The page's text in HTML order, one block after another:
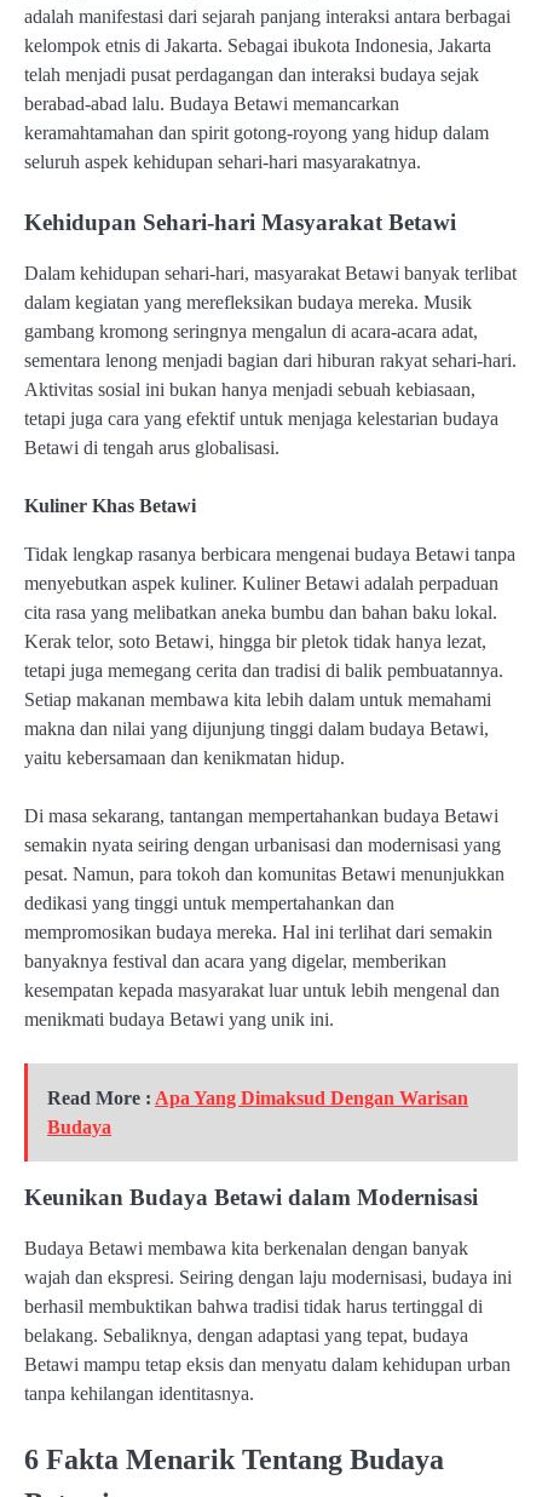
adalah manifestasi dari sejarah panjang interaksi antara berbagai
kelompok etnis di Jakarta. Sebagai ibukota Indonesia, Jakarta
telah menjadi pusat perdagangan dan interaksi budaya sejak
berabad-abad lalu. Budaya Betawi memancarkan
keramahtamahan dan spirit gotong-royong yang hidup dalam
seluruh aspek kehidupan sehari-hari masyarakatnya.
Kehidupan Sehari-hari Masyarakat Betawi
Dalam kehidupan sehari-hari, masyarakat Betawi banyak terlibat
dalam kegiatan yang merefleksikan budaya mereka. Musik
gambang kromong seringnya mengalun di acara-acara adat,
sementara lenong menjadi bagian dari hiburan rakyat sehari-hari.
Aktivitas sosial ini bukan hanya menjadi sebuah kebiasaan,
tetapi juga cara yang efektif untuk menjaga kelestarian budaya
Betawi di tengah arus globalisasi.
Kuliner Khas Betawi
Tidak lengkap rasanya berbicara mengenai budaya Betawi tanpa
menyebutkan aspek kuliner. Kuliner Betawi adalah perpaduan
cita rasa yang melibatkan aneka bumbu dan bahan baku lokal.
Kerak telor, soto Betawi, hingga bir pletok tidak hanya lezat,
tetapi juga memegang cerita dan tradisi di balik pembuatannya.
Setiap makanan membawa kita lebih dalam untuk memahami
makna dan nilai yang dijunjung tinggi dalam budaya Betawi,
yaitu kebersamaan dan kenikmatan hidup.
Di masa sekarang, tantangan mempertahankan budaya Betawi
semakin nyata seiring dengan urbanisasi dan modernisasi yang
pesat. Namun, para tokoh dan komunitas Betawi menunjukkan
dedikasi yang tinggi untuk mempertahankan dan
mempromosikan budaya mereka. Hal ini terlihat dari semakin
banyaknya festival dan acara yang digelar, memberikan
kesempatan kepada masyarakat luar untuk lebih mengenal dan
menikmati budaya Betawi yang unik ini.
Read More : Apa Yang Dimaksud Dengan Warisan
Budaya
Keunikan Budaya Betawi dalam Modernisasi
Budaya Betawi membawa kita berkenalan dengan banyak
wajah dan ekspresi. Seiring dengan laju modernisasi, budaya ini
berhasil membuktikan bahwa tradisi tidak harus tertinggal di
belakang. Sebaliknya, dengan adaptasi yang tepat, budaya
Betawi mampu tetap eksis dan menyatu dalam kehidupan urban
tanpa kehilangan identitasnya.
6 Fakta Menarik Tentang Budaya